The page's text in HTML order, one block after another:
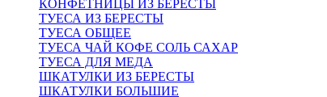
КОНФЕТНИЦЫ ИЗ БЕРЕСТЫ
ТУЕСА ИЗ БЕРЕСТЫ
ТУЕСА ОБЩЕЕ
ТУЕСА ЧАЙ КОФЕ СОЛЬ САХАР
ТУЕСА ДЛЯ МЕДА
ШКАТУЛКИ ИЗ БЕРЕСТЫ
ШКАТУЛКИ БОЛЬШИЕ